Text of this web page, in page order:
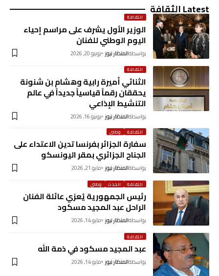
Latest الثقافة
الثقافة
الوزير الأول يشرف على مراسم إحياء
اليوم الوطني للفنان
بواسطةالمنظار نيوز يونيو 20, 2026
الثقافة
الثنائي أميرة رابية وهشام بن شنونة
يحققان رقماً قياسياً جديداً في عالم
التنشيط الإذاعي
بواسطةالمنظار نيوز يونيو 16, 2026
الثقافة وطني
سفارة الجزائر بفرنسا تدين الاعتداء على
الجناح الجزائري بمقر اليونسكو
بواسطةالمنظار نيوز مايو 21, 2026
الثقافة الحدث وطني
رئيس الجمهورية يُعزي عائلة الفنان
الراحل عبد المجيد مسكود
بواسطةالمنظار نيوز مايو 14, 2026
الثقافة
عبد المجيد مسكود في ذمة الله
بواسطةالمنظار نيوز مايو 14, 2026